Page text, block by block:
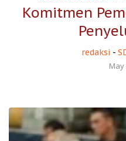
Komitmen
redaksi -
May